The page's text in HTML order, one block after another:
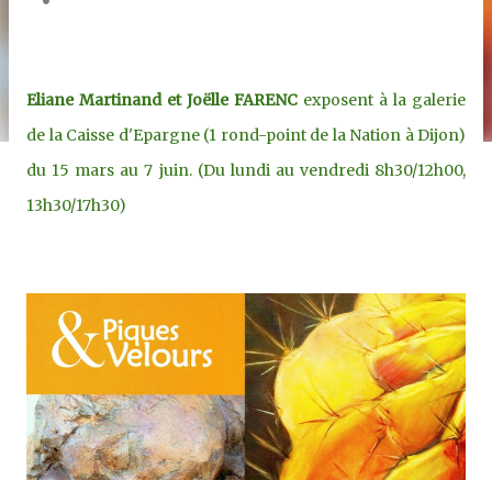
Eliane Martinand et Joëlle FARENC exposent à la galerie
de la Caisse d'Epargne (1 rond-point de la Nation à Dijon)
du 15 mars au 7 juin. (Du lundi au vendredi 8h30/12h00,
13h30/17h30)